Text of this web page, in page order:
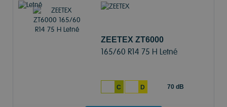
ZEETEX ZT6000
165/60 R14 75 H Letné
C D 70 dB